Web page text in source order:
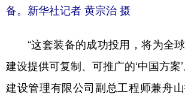
备。 新华社记者 黄宗治 摄
“这套装备的成功投用，将为全球
建设提供可复制、可推广的‘中国方案
建设管理有限公司副总工程师兼舟